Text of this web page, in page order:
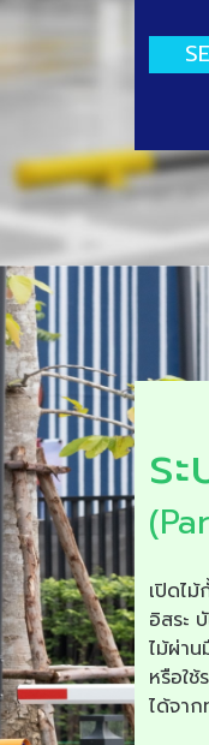
ร
เปิดไ
อิสระ
ไม้ผ่า
หรือใ
ได้จา